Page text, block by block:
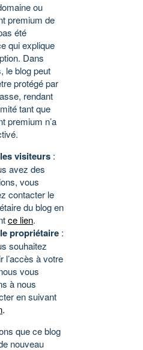
ou
premium de
été
qui explique
Dans
le blog peut
protégé par
rendant
tant que
premium n’a
visiteurs :
avez des
vous
contacter le
du blog en
ce lien.
propriétaire :
souhaitez
l’accès à votre
vous
à nous
en suivant
.
que ce blog
nouveau